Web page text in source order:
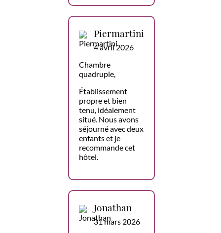
Piermartini
4 avril 2026
Chambre
quadruple,
Établissement
propre et bien
tenu, idéalement
situé. Nous avons
séjourné avec deux
enfants et je
recommande cet
hôtel.
Jonathan
31 mars 2026